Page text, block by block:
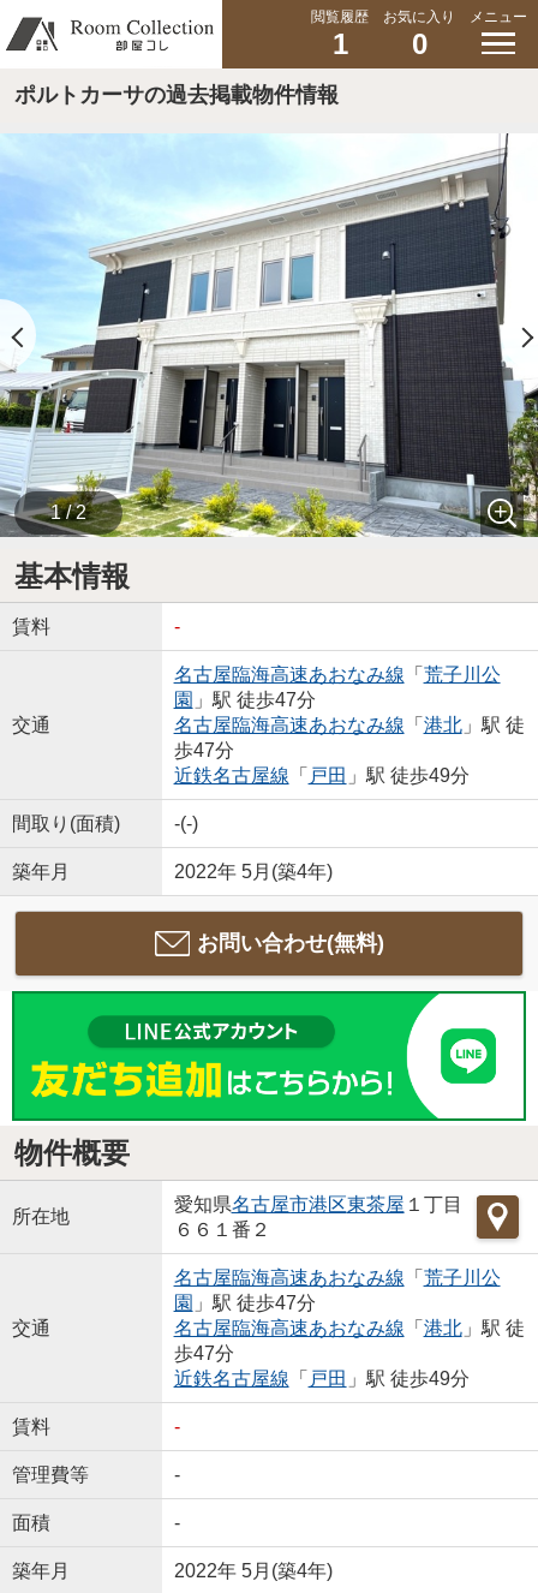
閲覧履歴
1
お気に入り
0
メニュー
ポルトカーサの過去掲載物件情報
1 / 2
基本情報
賃料 -
交通
名古屋臨海高速あおなみ線 「 荒子川公
園 」駅 徒歩47分
名古屋臨海高速あおなみ線 「 港北」駅 徒
歩47分
近鉄名古屋線 「 戸田 」駅 徒歩49分
間取り(面積) -(-)
築年月 2022年 5月(築4年)
お問い合わせ(無料)
物件概要
所在地
愛知県名古屋市港区東茶屋 １丁目
６６１番２
交通
名古屋臨海高速あおなみ線 「 荒子川公
園 」駅 徒歩47分
名古屋臨海高速あおなみ線 「 港北」駅 徒
歩47分
近鉄名古屋線 「 戸田 」駅 徒歩49分
賃料 -
管理費等 -
面積 -
築年月 2022年 5月(築4年)